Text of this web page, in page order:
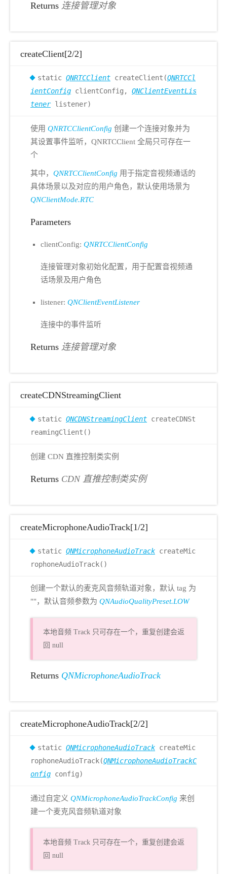
Returns 连接管理对象
createClient[2/2]
static QNRTCClient createClient(QNRTCCl
ientConfig clientConfig, QNClientEventLis
tenerlistener)
使用 QNRTCClientConfig 创建一个连接对象并为
其设置事件监听，QNRTCClient 全局只可存在一
个
其中， QNRTCClientConfig 用于指定音视频通话的
具体场景以及对应的用户角色，默认使用场景为
QNClientMode.RTC
Parameters
clientConfig: QNRTCClientConfig
连接管理对象初始化配置，用于配置音视频通
话场景及用户角色
listener: QNClientEventListener
连接中的事件监听
Returns 连接管理对象
createCDNStreamingClient
static QNCDNStreamingClient createCDNSt
reamingClient()
创建 CDN 直推控制类实例
Returns CDN 直推控制类实例
createMicrophoneAudioTrack[1/2]
static QNMicrophoneAudioTrack createMic
rophoneAudioTrack()
创建一个默认的麦克风音频轨道对象，默认 tag 为
""，默认音频参数为 QNAudioQualityPreset.LOW
本地音频 Track 只可存在一个，重复创建会返
回 null
Returns QNMicrophoneAudioTrack
createMicrophoneAudioTrack[2/2]
static QNMicrophoneAudioTrack createMic
rophoneAudioTrack(QNMicrophoneAudioTrackC
onfig config)
通过自定义 QNMicrophoneAudioTrackConfig 来创
建一个麦克风音频轨道对象
本地音频 Track 只可存在一个，重复创建会返
回 null